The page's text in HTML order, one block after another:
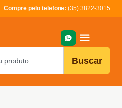
Compre pelo telefone: (35) 3822-3015
Buscar